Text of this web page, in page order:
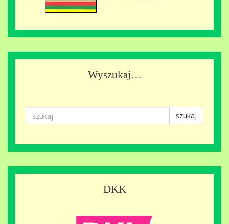
Wyszukaj…
szukaj
DKK